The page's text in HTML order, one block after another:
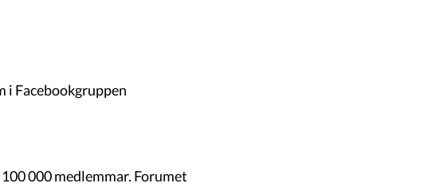
i Facebookgruppen
000 medlemmar. Forumet